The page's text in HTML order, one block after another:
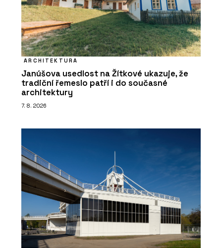
ARCHITEKTURA
Janúšova usedlost na Žítkové ukazuje, že
tradiční řemeslo patří i do současné
architektury
7. 8. 2026